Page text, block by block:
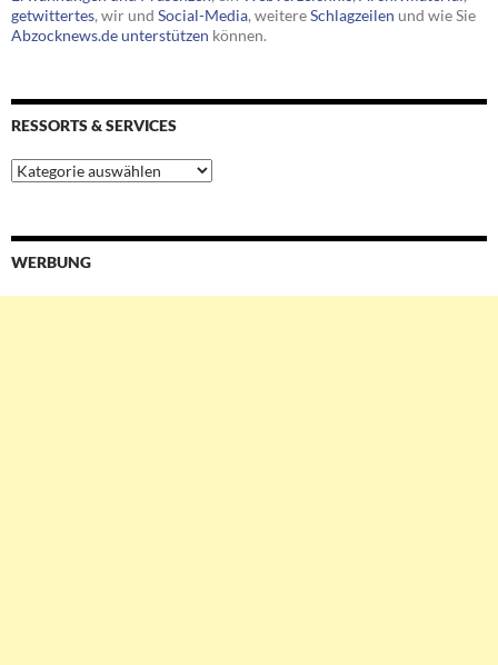
getwittertes, wir und Social-Media, weitereSchlagzeilen und wie Sie
Abzocknews.de unterstützen können.
RESSORTS & SERVICES
Ressorts
&
WERBUNG